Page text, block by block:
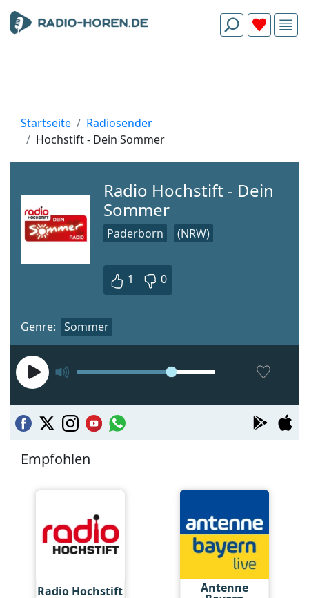
Startseite
Radiosender
Hochstift - Dein Sommer
Radio Hochstift - Dein
Sommer
Paderborn (NRW)
1 0
Genre: Sommer
Empfohlen
Radio Hochstift Antenne